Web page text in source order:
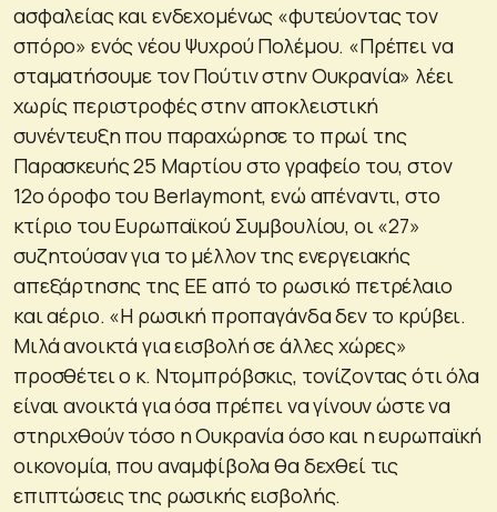
ασφαλείας και ενδεχομένως «φυτεύοντας τον
σπόρο» ενός νέου Ψυχρού Πολέμου. «Πρέπει να
σταματήσουμε τον Πούτιν στην Ουκρανία» λέει
χωρίς περιστροφές στην αποκλειστική
συνέντευξη που παραχώρησε το πρωί της
Παρασκευής 25 Μαρτίου στο γραφείο του, στον
12ο όροφο του Berlaymont, ενώ απέναντι, στο
κτίριο του Ευρωπαϊκού Συμβουλίου, οι «27»
συζητούσαν για το μέλλον της ενεργειακής
απεξάρτησης της ΕΕ από το ρωσικό πετρέλαιο
και αέριο. «Η ρωσική προπαγάνδα δεν το κρύβει.
Μιλά ανοικτά για εισβολή σε άλλες χώρες»
προσθέτει ο κ. Ντομπρόβσκις, τονίζοντας ότι όλα
είναι ανοικτά για όσα πρέπει να γίνουν ώστε να
στηριχθούν τόσο η Ουκρανία όσο και η ευρωπαϊκή
οικονομία, που αναμφίβολα θα δεχθεί τις
επιπτώσεις της ρωσικής εισβολής.